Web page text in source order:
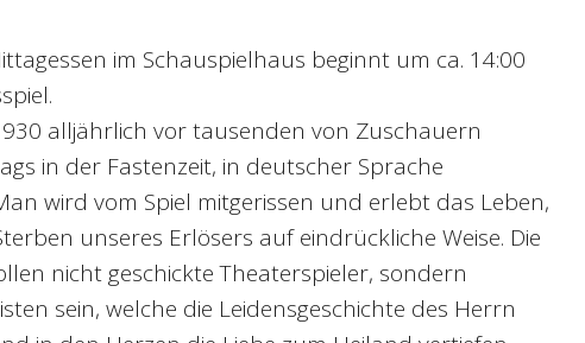
im Schauspielhaus beginnt um ca. 14:00
alljährlich vor tausenden von Zuschauern
in der Fastenzeit, in deutscher Sprache
wird vom Spiel mitgerissen und erlebt das Leben,
unseres Erlösers auf eindrückliche Weise. Die
nicht geschickte Theaterspieler, sondern
sein, welche die Leidensgeschichte des Herrn